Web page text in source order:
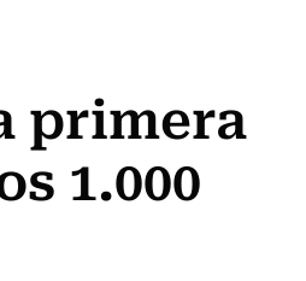
primera
1.000